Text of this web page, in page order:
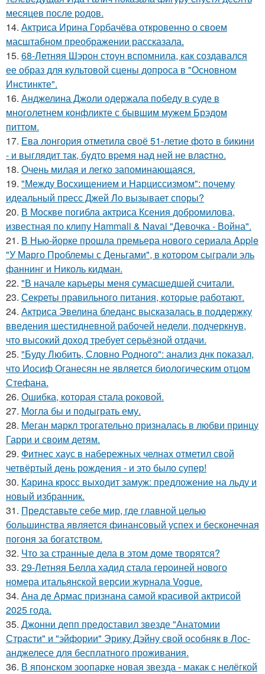
месяцев после родов.
14. Актриса Ирина Горбачёва откровенно о своем
масштабном преображении рассказала.
15. 68-Летняя Шэрон стоун вспомнила, как создавался
ее образ для культовой сцены допроса в "Основном
Инстинкте".
16. Анджелина Джоли одержала победу в суде в
многолетнем конфликте с бывшим мужем Брэдом
питтом.
17. Ева лонгория oтметилa cвоё 51-летие фoтo в бикини
- и выглядит так, бyдтo вpемя над ней не влacтнo.
18. Очень милая и легко запоминающаяся.
19. "Между Восхищением и Нарциссизмом": почему
идеальный пресс Джей Ло вызывает споры?
20. В Москве погибла актриса Ксения добромилова,
известная по клипу Hammali & Navai "Девочка - Война".
21. В Нью-йорке прошла премьера нового сериала Apple
"У Марго Проблемы с Деньгами", в котором сыграли эль
фаннинг и Николь кидман.
22. "В начале карьеры меня сумасшедшей считали.
23. Секреты правильного питания, которые работают.
24. Актриса Эвелина бледанс высказалась в поддержку
введения шестидневной рабочей недели, подчеркнув,
что высокий доход требует серьёзной отдачи.
25. "Буду Любить, Словно Родного": анализ днк показал,
что Иосиф Оганесян не является биологическим отцом
Стефана.
26. Ошибка, которая стала роковой.
27. Могла бы и подыграть ему.
28. Меган маркл трогательно призналась в любви принцу
Гарри и своим детям.
29. Фитнес хаус в набережных челнах отметил свой
четвёртый день рождения - и это было супер!
30. Карина кросс выходит замуж: предложение на льду и
новый избранник.
31. Представьте себе мир, где главной целью
большинства является финансовый успех и бесконечная
погоня за богатством.
32. Что за странные дела в этом доме творятся?
33. 29-Летняя Белла хадид стала героиней нового
номера итальянской версии журнала Vogue.
34. Ана де Армас признана самой красивой актрисой
2025 года.
35. Джонни депп предоставил звезде "Анатомии
Страсти" и "эйфории" Эрику Дэйну свой особняк в Лос-
анджелесе для бесплатного проживания.
36. В японском зоопарке новая звезда - макак с нелёгкой